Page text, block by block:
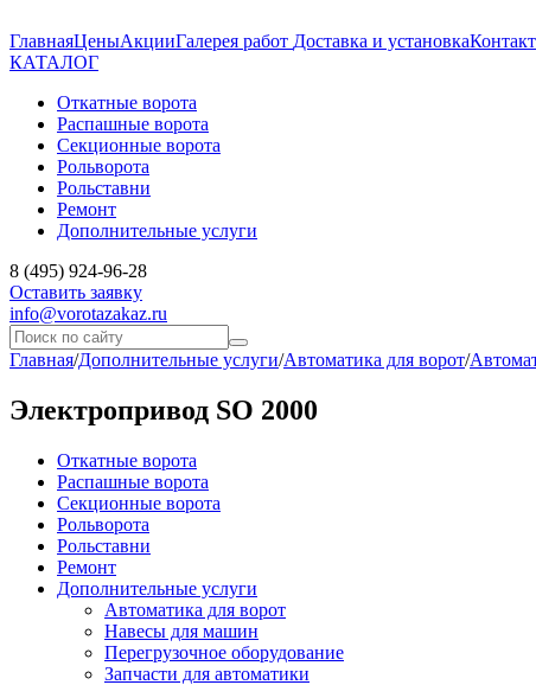
ГлавнаяЦеныАкцииГалерея работ Доставка и установка
КАТАЛОГ
Откатные ворота
Распашные ворота
Секционные ворота
Рольворота
Рольставни
Ремонт
Дополнительные услуги
8 (495) 924-96-28
Оставить заявку
info@vorotazakaz.ru
Главная/Дополнительные услуги/Автоматика для ворот/
Электропривод SO 2000
Откатные ворота
Распашные ворота
Секционные ворота
Рольворота
Рольставни
Ремонт
Дополнительные услуги
Автоматика для ворот
Навесы для машин
Перегрузочное оборудование
Запчасти для автоматики